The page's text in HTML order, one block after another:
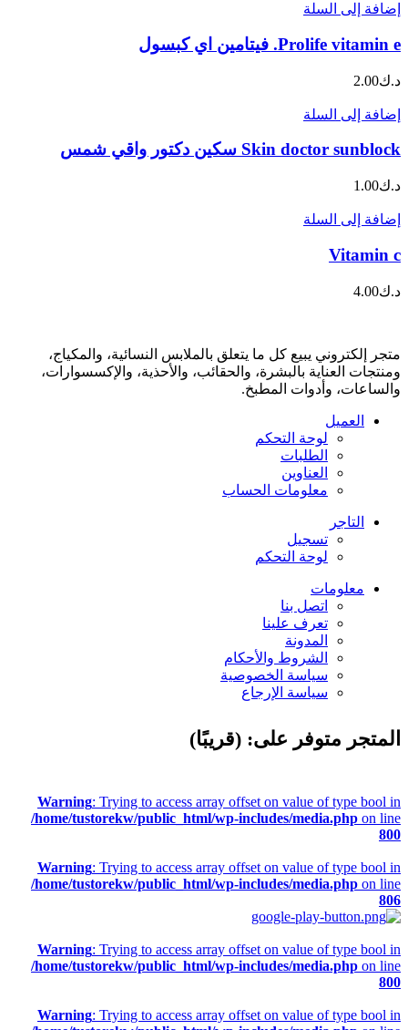
إضافة إلى السلة
Prolife vitamin e. فيتامين اي كبسول
د.ك2.00
إضافة إلى السلة
Skin doctor sunblock سكين دكتور واقي شمس
د.ك1.00
إضافة إلى السلة
Vitamin c
د.ك4.00
متجر إلكتروني يبيع كل ما يتعلق بالملابس النسائية، والمكياج،
ومنتجات العناية بالبشرة، والحقائب، والأحذية، والإكسسوارات،
والساعات، وأدوات المطبخ.
العميل
لوحة التحكم
الطلبات
العناوين
معلومات الحساب
التاجر
تسجيل
لوحة التحكم
معلومات
اتصل بنا
تعرف علينا
المدونة
الشروط والأحكام
سياسة الخصوصية
سياسة الإرجاع
المتجر متوفر على: (قريبًا)
Warning: Trying to access array offset on value of type bool in
/home/tustorekw/public_html/wp-includes/media.php on line
800
Warning: Trying to access array offset on value of type bool in
/home/tustorekw/public_html/wp-includes/media.php on line
806
Warning: Trying to access array offset on value of type bool in
/home/tustorekw/public_html/wp-includes/media.php on line
800
Warning: Trying to access array offset on value of type bool in